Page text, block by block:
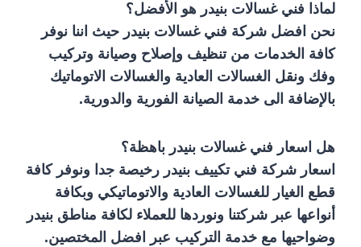
لماذا فني غسالات بنيدر هو الأفضل؟
نحن افضل شركة فني غسالات بنيدر حيث اننا نوفر
كافة الخدمات من تنظيف وإصلاح وصيانة وتركيب
وفك ونقل الغسالات العادية والغسالات الاتوماتيك
بالإضافة الى خدمة الصيانة الفورية والدورية.
هل اسعار فني غسالات بنيدر باهظة؟
اسعار شركة فني تكييف بنيدر رخيصة جدا ونوفر كافة
قطع الغيار للغسالات العادية والاتوماتيكي وبكافة
أنواعها عبر شركتنا ونوردها للعملاء لكافة مناطق بنيدر
وضواحيها مع خدمة التركيب عبر افضل المختصين.